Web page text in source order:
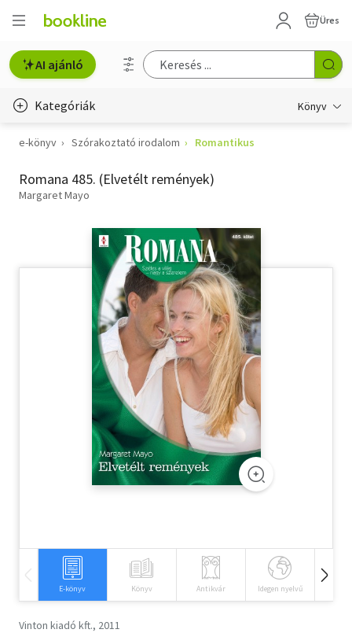
Üres
AI ajánló
Kategóriák Könyv
Életmód, egészség
Erotika
Hobbi, szabadidő
Szótár, nyelvkönyv
Tankönyv, segédkönyv
Társadalomtudomány
Természettudomány
Vallás
e-könyv Szórakoztató irodalom Romantikus
Romana 485. (Elvetélt remények)
Margaret Mayo
E-könyv Könyv Antikvár Idegen nyelvű
Vinton kiadó kft., 2011